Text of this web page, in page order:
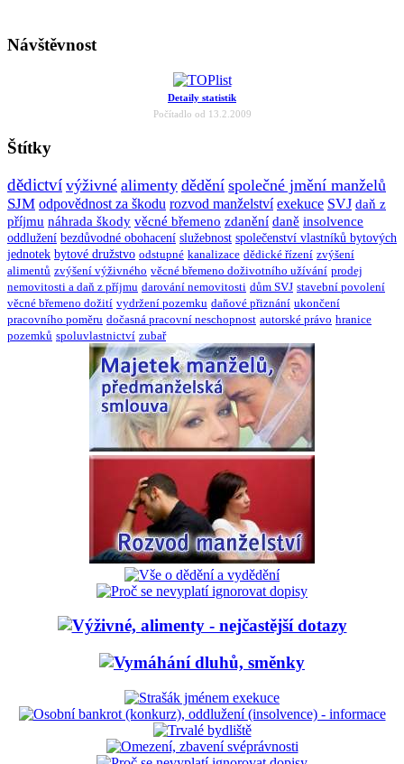
Návštěvnost
Detaily statistik
Počítadlo od 13.2.2009
Štítky
dědictví výživné alimenty dědění společné jmění manželů
SJM odpovědnost za škodu rozvod manželství exekuce SVJ daň z
příjmu náhrada škody věcné břemeno zdanění daně insolvence
oddlužení bezdůvodné obohacení služebnost společenství vlastníků bytových
jednotek bytové družstvo odstupné kanalizace dědické řízení zvýšení
alimentů zvýšení výživného věcné břemeno doživotního užívání prodej
nemovitosti a daň z příjmu darování nemovitosti dům SVJ stavební povolení
věcné břemeno dožití vydržení pozemku daňové přiznání ukončení
pracovního poměru dočasná pracovní neschopnost autorské právo hranice
pozemků spoluvlastnictví zubař